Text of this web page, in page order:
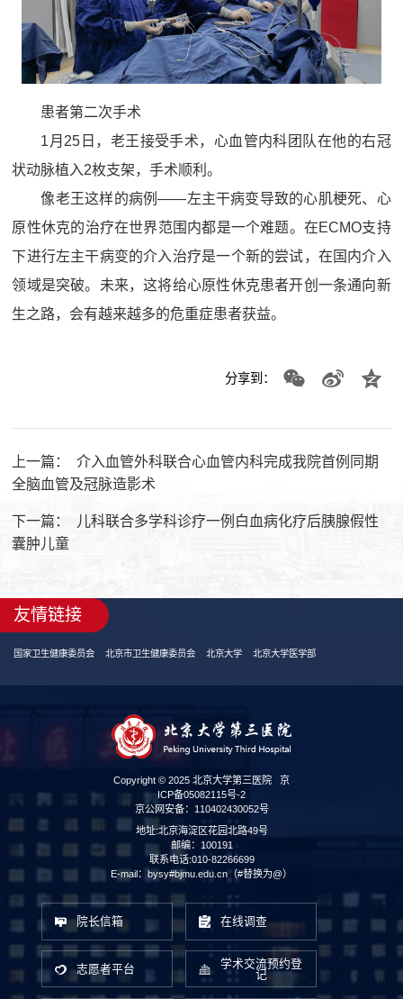
患者第二次手术
1月25日，老王接受手术，心血管内科团队在他的右冠
状动脉植入2枚支架，手术顺利。
像老王这样的病例——左主干病变导致的心肌梗死、心
原性休克的治疗在世界范围内都是一个难题。在ECMO支持
下进行左主干病变的介入治疗是一个新的尝试，在国内介入
领域是突破。未来，这将给心原性休克患者开创一条通向新
生之路，会有越来越多的危重症患者获益。
分享到：
上一篇：
介入血管外科联合心血管内科完成我院首例同期
全脑血管及冠脉造影术
下一篇：
儿科联合多学科诊疗一例白血病化疗后胰腺假性
囊肿儿童
友情链接
国家卫生健康委员会 北京市卫生健康委员会 北京大学 北京大学医学部
Copyright © 2025 北京大学第三医院 京
ICP备05082115号-2
京公网安备：110402430052号
地址:北京海淀区花园北路49号
邮编：100191
联系电话:010-82266699
E-mail：bysy#bjmu.edu.cn（#替换为@）
院长信箱 在线调查
志愿者平台
学术交流预约登
记